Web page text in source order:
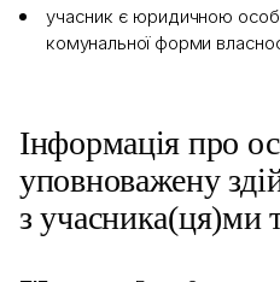
учасник є юридичною
комунальної форми
Інформація про
уповноважену
з учасника(ця)ми